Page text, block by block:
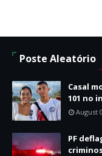
Poste Aleatório
Casal
101 no
August
PF